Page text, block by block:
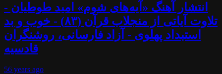
انتشار آهنگ «آیه‌های شوم» امید طوطیان -
تلاوت آیاتی از منجلاب قرآن (۸۳) - خوب و بد
استبداد پهلوی - آزاد فارسانی، روشنگران
قادسیه
56 years ago